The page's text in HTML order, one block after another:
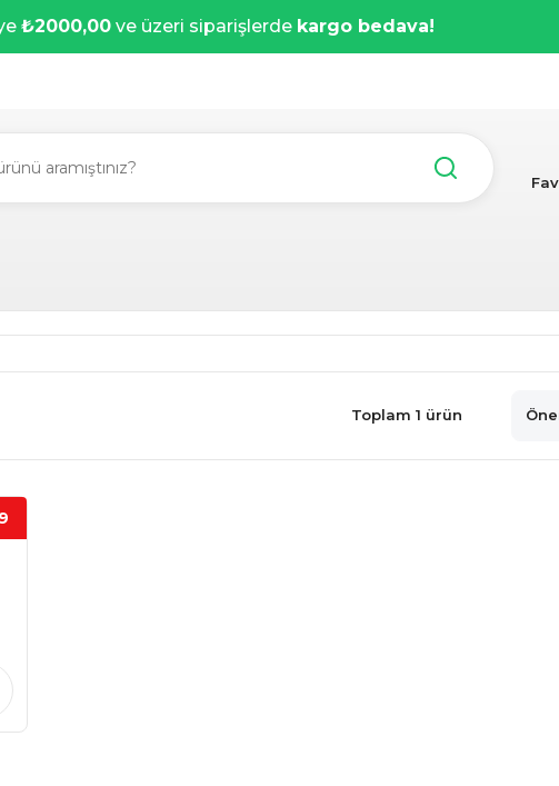
₺2000,00 ve üzeri siparişlerde kargo bedava!
Toplam 1 ürün